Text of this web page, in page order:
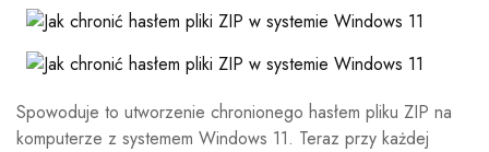
Spowoduje to utworzenie chronionego hasłem pliku ZIP na
komputerze z systemem Windows 11. Teraz przy każdej